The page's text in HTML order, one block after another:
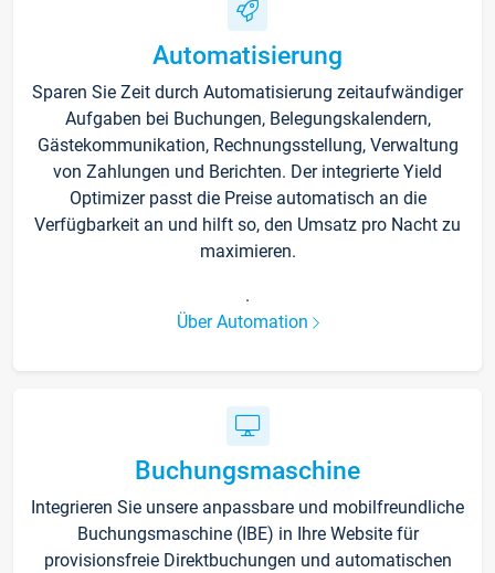
Automatisierung
Sparen Sie Zeit durch Automatisierung zeitaufwändiger
Aufgaben bei Buchungen, Belegungskalendern,
Gästekommunikation, Rechnungsstellung, Verwaltung
von Zahlungen und Berichten. Der integrierte Yield
Optimizer passt die Preise automatisch an die
Verfügbarkeit an und hilft so, den Umsatz pro Nacht zu
maximieren.
.
Über Automation
Buchungsmaschine
Integrieren Sie unsere anpassbare und mobilfreundliche
Buchungsmaschine (IBE) in Ihre Website für
provisionsfreie Direktbuchungen und automatischen